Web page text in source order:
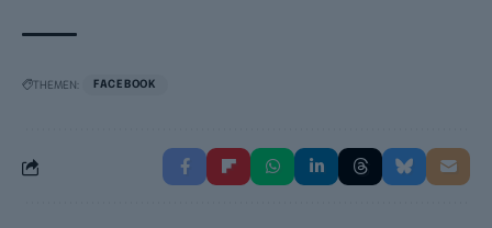
THEMEN: FACEBOOK